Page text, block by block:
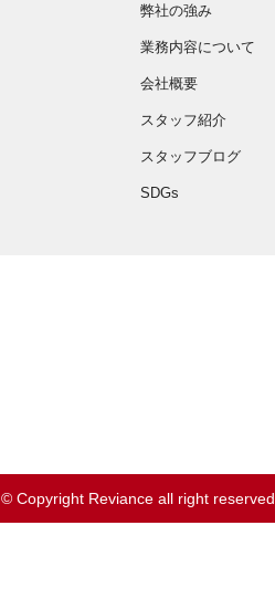
弊社の強み
業務内容について
会社概要
スタッフ紹介
スタッフブログ
SDGs
© Copyright Reviance all right reserved.